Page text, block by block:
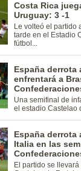
Costa Rica
Uruguay: 3 -1
Le volteó el partido
tarde en el Estadio
fútbol...
España derrota
enfrentará a
Una semifinal de
el estadio Castelao
España derrota
Italia en las
El partido se